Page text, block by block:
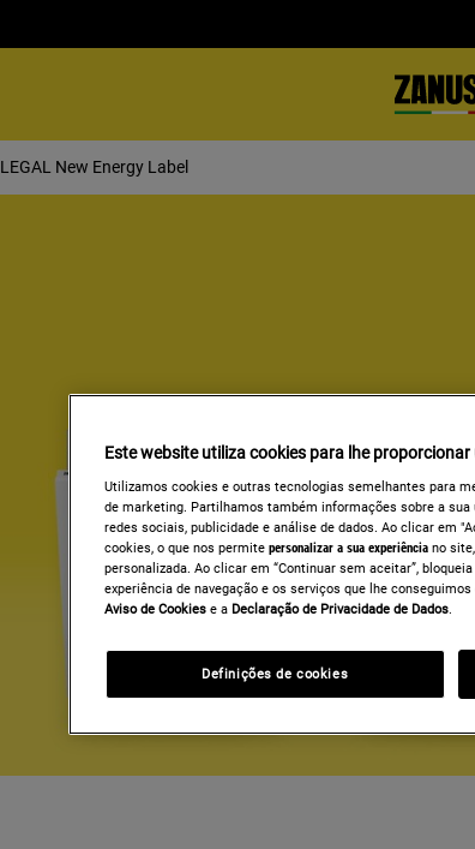
LEGAL New Energy Label
Este website utiliza cookies para lhe
Utilizamos cookies e outras tecnologias semelhantes para
de marketing. Partilhamos também informações sobre a
redes sociais, publicidade e análise de dados. Ao clicar em
cookies, o que nos permite personalizar a sua experiência no
personalizada. Ao clicar em “Continuar sem aceitar”,
experiência de navegação e os serviços que lhe
Aviso de Cookies e a Declaração de Privacidade de Dados.
Definições de cookies